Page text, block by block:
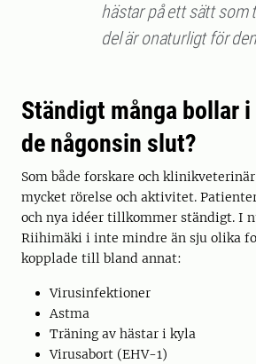
hästar på ett sätt som
del är onaturligt för
Ständigt många bollar
de någonsin slut?
Som både forskare och
mycket rörelse och aktivitet.
och nya idéer tillkommer ständigt. I
Riihimäki i inte mindre än sju olika
kopplade till bland annat:
Virusinfektioner
Astma
Träning av hästar i kyla
Virusabort (EHV-1)